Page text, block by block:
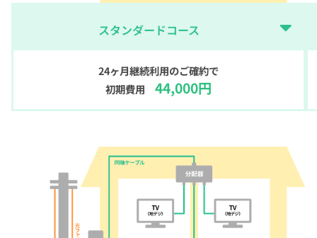
スタンダードコース
24ヶ月継続利用のご確約で
初期費用 44,000円